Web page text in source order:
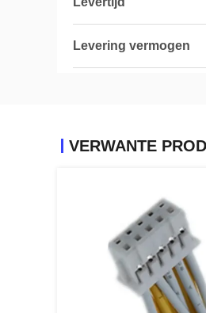
Levering vermogen